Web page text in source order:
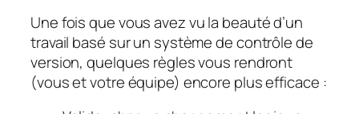
Une fois que vous avez vu la beauté d’un
travail basé sur un système de contrôle de
version, quelques règles vous rendront
(vous et votre équipe) encore plus efficace :